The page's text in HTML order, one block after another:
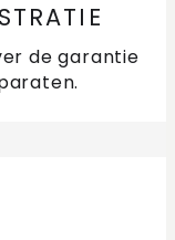
de garantie